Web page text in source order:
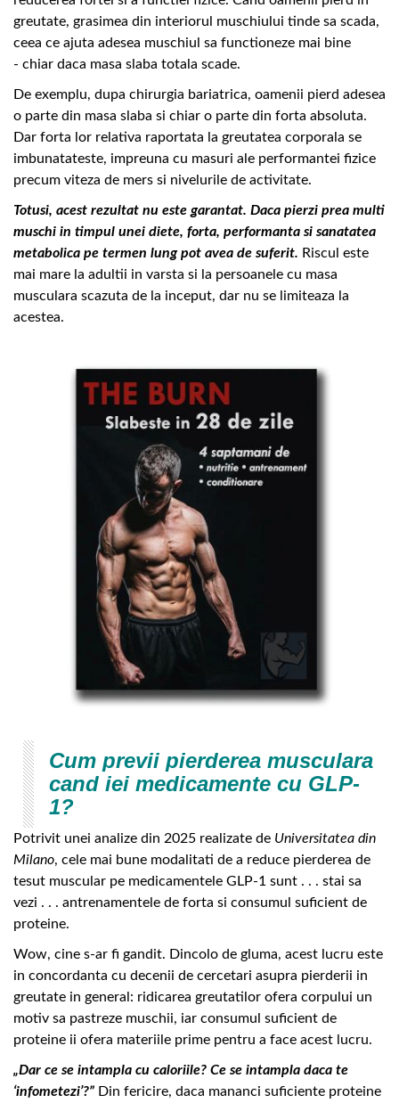
greutate, grasimea din interiorul muschiului tinde sa scada,
ceea ce ajuta adesea muschiul sa functioneze mai bine
- chiar daca masa slaba totala scade.
De exemplu, dupa chirurgia bariatrica, oamenii pierd adesea
o parte din masa slaba si chiar o parte din forta absoluta.
Dar forta lor relativa raportata la greutatea corporala se
imbunatateste, impreuna cu masuri ale performantei fizice
precum viteza de mers si nivelurile de activitate.
Totusi, acest rezultat nu este garantat. Daca pierzi prea multi
muschi in timpul unei diete, forta, performanta si sanatatea
metabolica pe termen lung pot avea de suferit. Riscul este
mai mare la adultii in varsta si la persoanele cu masa
musculara scazuta de la inceput, dar nu se limiteaza la
acestea.
Cum previi pierderea musculara
cand iei medicamente cu GLP-
1?
Potrivit unei analize din 2025 realizate de Universitatea din
Milano, cele mai bune modalitati de a reduce pierderea de
tesut muscular pe medicamentele GLP-1 sunt . . . stai sa
vezi . . . antrenamentele de forta si consumul suficient de
proteine.
Wow, cine s-ar fi gandit. Dincolo de gluma, acest lucru este
in concordanta cu decenii de cercetari asupra pierderii in
greutate in general: ridicarea greutatilor ofera corpului un
motiv sa pastreze muschii, iar consumul suficient de
proteine ii ofera materiile prime pentru a face acest lucru.
„Dar ce se intampla cu caloriile? Ce se intampla daca te
‘infometezi’?” Din fericire, daca mananci suficiente proteine